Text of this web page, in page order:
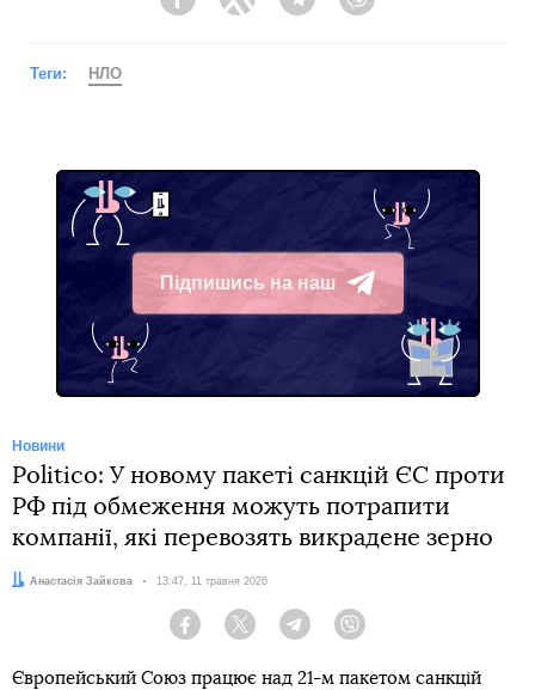
FacebookTwitter Telegram
Теги: НЛО
Підпишись на наш
Telegram
Новини
Politico: У новому пакеті санкцій ЄС проти
РФ під обмеження можуть потрапити
компанії, які перевозять викрадене зерно
Автор:
Анастасія Зайкова Дата:
13:47, 11 травня 2026
Facebook Twitter Telegram
Європейський Союз працює над 21-м пакетом санкцій